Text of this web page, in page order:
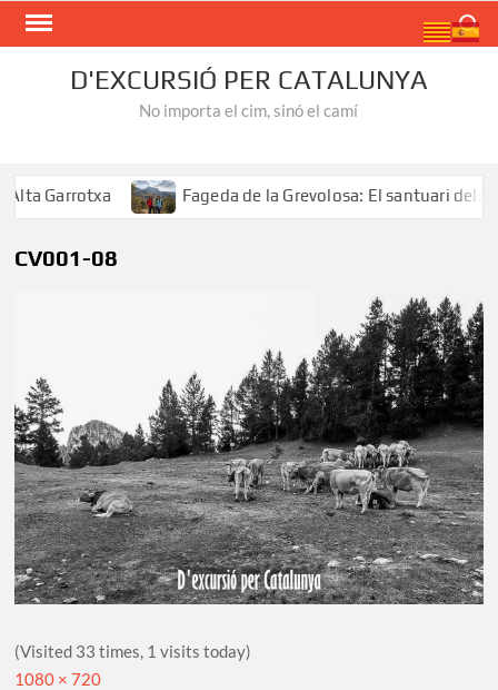
Skip
D'EXCURSIÓ PER CATALUNYA
No importa el cim, sinó el camí
Garrotxa Fageda de la Grevolosa: El santuari dels
CV001-08
(Visited 33 times, 1 visits today)
Full
1080 × 720